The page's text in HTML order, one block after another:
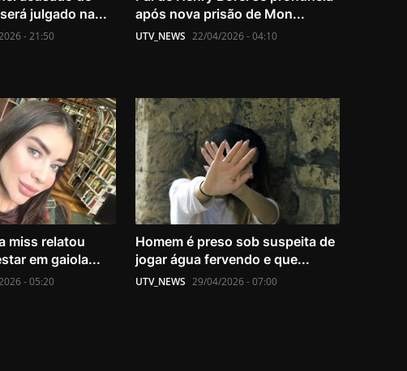
julgado na...
- 21:50
após nova prisão de Mon...
UTV_NEWS 22/04/2026 - 04:10
miss relatou
em gaiola...
- 05:20
Homem é preso sob suspeita de
jogar água fervendo e que...
UTV_NEWS 29/04/2026 - 07:00